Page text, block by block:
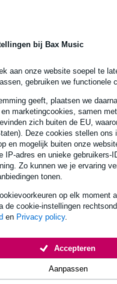
bij Bax Music
aan onze website soepel te
gebruiken we functionele
geeft, plaatsen we
marketingcookies, samen
zich buiten de EU,
Deze cookies stellen ons
en mogelijk buiten onze
IP-adres en unieke gebruikers-
Zo kunnen we je ervaring
tonen.
op elk moment
de cookie-instellingen
en Privacy policy.
Aanpassen
Accepteren
Black (zwart)
(basswood)
(maple)
(4)
(1)